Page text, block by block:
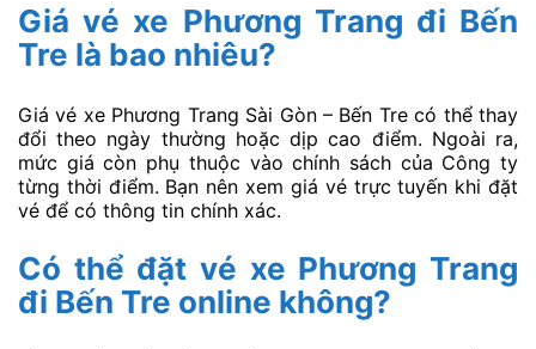
Giá vé xe Phương Trang đi Bến
Tre là bao nhiêu?
Giá vé xe Phương Trang Sài Gòn – Bến Tre có thể thay
đổi theo ngày thường hoặc dịp cao điểm. Ngoài ra,
mức giá còn phụ thuộc vào chính sách của Công ty
từng thời điểm. Bạn nên xem giá vé trực tuyến khi đặt
vé để có thông tin chính xác.
Có thể đặt vé xe Phương Trang
đi Bến Tre online không?